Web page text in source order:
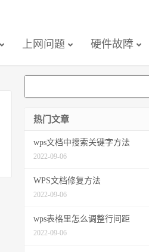
上网问题 硬件故障
热门文章
wps文档中搜索关键字方法
2022-09-06
WPS文档修复方法
2022-09-06
wps表格里怎么调整行间距
2022-09-06